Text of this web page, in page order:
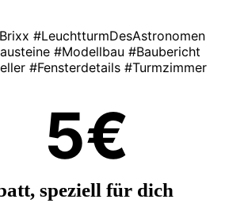
#LeuchtturmDesAstronomen
#Modellbau #Baubericht
#Fensterdetails #Turmzimmer
5€
speziell für dich